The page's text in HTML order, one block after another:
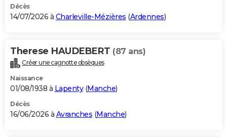
BONS PLANS
Carte de Noël
Carte Bonne année
Carte Saint-Valentin
Carte Pâques
Carte d'anniversaire
DICTIONNAIRE
Dictionnaire
Biographies
Citations
Expressions
Proverbes
PROGRAMME TV
S'inscrire
Se connecter
Lycées
Collèges
Primaires
Universités
Entreprises
Service militaire
Avis de recherche
AVIS DE DÉCÈS
Décès
14/07/2026 à Charleville-Mézières (Ardennes)
Therese HAUDEBERT (87 ans)
Créer une cagnotte obsèques
Naissance
01/08/1938 à Lapenty(Manche)
Décès
16/06/2026 à Avranches (Manche)